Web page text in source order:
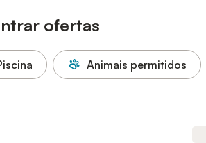
ofertas
Animais permitidos